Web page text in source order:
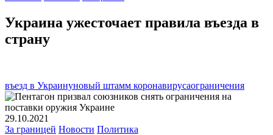
Украина ужесточает правила въезда в
страну
въезд в Украинуновый штамм коронавирусаограничения
29.10.2021
За границей Новости Политика